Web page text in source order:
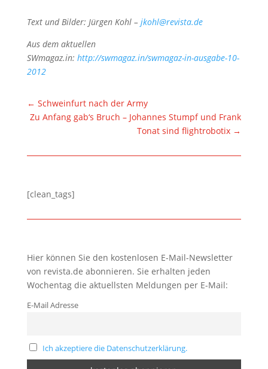
Text und Bilder: Jürgen Kohl – jkohl@revista.de
Aus dem aktuellen
SWmagaz.in: http://swmagaz.in/swmagaz-in-ausgabe-10-
2012
← Schweinfurt nach der Army
Zu Anfang gab‘s Bruch – Johannes Stumpf und Frank
Tonat sind flightrobotix →
[clean_tags]
Hier können Sie den kostenlosen E-Mail-Newsletter
von revista.de abonnieren. Sie erhalten jeden
Wochentag die aktuellsten Meldungen per E-Mail:
E-Mail Adresse
Ich akzeptiere die Datenschutzerklärung.